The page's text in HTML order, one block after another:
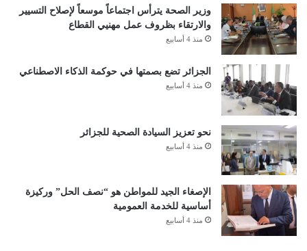
وزير الصحة يترأس اجتماعاً موسعاً لإصلاح التسيير
والارتقاء بظروف عمل مهنيي القطاع
منذ 4 أسابيع
الجزائر تضع بصمتها في حوكمة الذكاء الاصطناعي
منذ 4 أسابيع
نحو تعزيز السيادة الصحية للجزائر
منذ 4 أسابيع
الإصغاء الجيد للمواطن هو “نصف الحل” وركيزة
أساسية للخدمة العمومية
منذ 4 أسابيع